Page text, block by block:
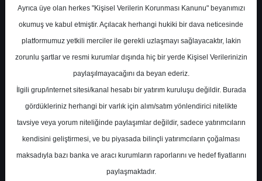
Doğuş Otomotiv 3. Çeyrek Finansal Sonuç
Değerlendirmesi
Ayrıca üye olan herkes "Kişisel Verilerin Korunması Kanunu" beyanımızı
okumuş ve kabul etmiştir. Açılacak herhangi hukiki bir dava neticesinde
platformumuz yetkili merciler ile gerekli uzlaşmayı sağlayacaktır, lakin
zorunlu şartlar ve resmi kurumlar dışında hiç bir yerde Kişisel Verilerinizin
paylaşılmayacağını da beyan ederiz.
İlgili grup/internet sitesi/kanal hesabı bir yatırım kuruluşu değildir. Burada
gördükleriniz herhangi bir varlık için alım/satım yönlendirici nitelikte
tavsiye veya yorum niteliğinde paylaşımlar değildir, sadece yatırımcıların
kendisini geliştirmesi, ve bu piyasada bilinçli yatırımcıların çoğalması
maksadıyla bazı banka ve aracı kurumların raporlarını ve hedef fiyatlarını
paylaşmaktadır.